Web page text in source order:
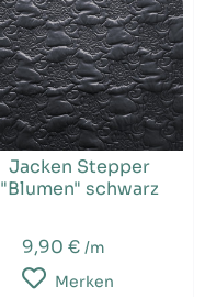
Jacken Stepper
"Blumen" schwarz
9,90 €/m
Merken